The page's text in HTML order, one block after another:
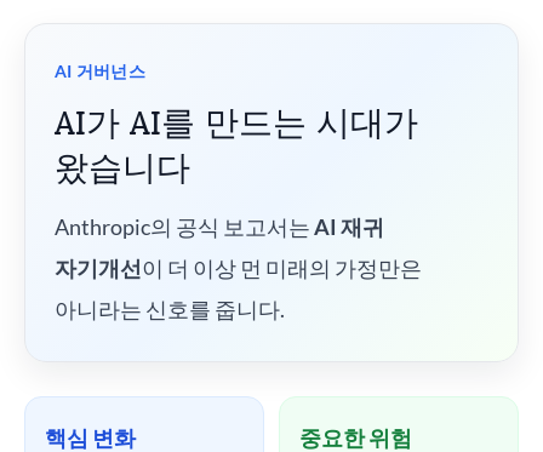
AI 거버넌스
AI가 AI를 만드는 시대가
왔습니다
Anthropic의 공식 보고서는AI 재귀
자기개선이 더 이상 먼 미래의 가정만은
아니라는 신호를 줍니다.
핵심 변화
중요한 위험